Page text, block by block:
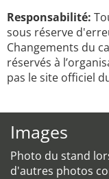
Responsabilité:
sous réserve
Changements du
réservés à
pas le site officiel
Images
Photo du stand
d'autres photos